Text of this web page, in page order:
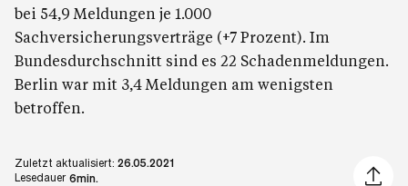
bei 54,9 Meldungen je 1.000
Sachversicherungsverträge (+7 Prozent). Im
Bundesdurchschnitt sind es 22 Schadenmeldungen.
Berlin war mit 3,4 Meldungen am wenigsten
betroffen.
Zuletzt aktualisiert: 26.05.2021
Lesedauer 6min.
Artikel